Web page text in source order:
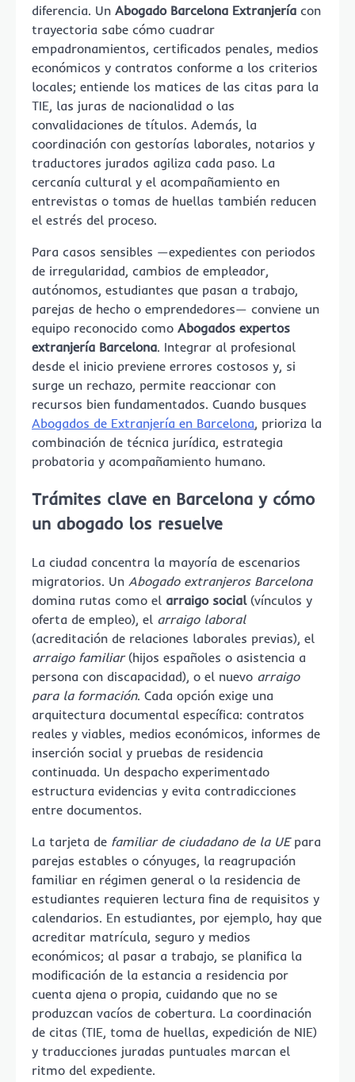
diferencia. Un Abogado Barcelona Extranjería con
trayectoria sabe cómo cuadrar
empadronamientos, certificados penales, medios
económicos y contratos conforme a los criterios
locales; entiende los matices de las citas para la
TIE, las juras de nacionalidad o las
convalidaciones de títulos. Además, la
coordinación con gestorías laborales, notarios y
traductores jurados agiliza cada paso. La
cercanía cultural y el acompañamiento en
entrevistas o tomas de huellas también reducen
el estrés del proceso.
Para casos sensibles —expedientes con periodos
de irregularidad, cambios de empleador,
autónomos, estudiantes que pasan a trabajo,
parejas de hecho o emprendedores— conviene un
equipo reconocido como Abogados expertos
extranjería Barcelona. Integrar al profesional
desde el inicio previene errores costosos y, si
surge un rechazo, permite reaccionar con
recursos bien fundamentados. Cuando busques
Abogados de Extranjería en Barcelona, prioriza la
combinación de técnica jurídica, estrategia
probatoria y acompañamiento humano.
Trámites clave en Barcelona y cómo
un abogado los resuelve
La ciudad concentra la mayoría de escenarios
migratorios. Un Abogado extranjeros Barcelona
domina rutas como el arraigo social(vínculos y
oferta de empleo), el arraigo laboral
(acreditación de relaciones laborales previas), el
arraigo familiar(hijos españoles o asistencia a
persona con discapacidad), o el nuevo arraigo
para la formación. Cada opción exige una
arquitectura documental específica: contratos
reales y viables, medios económicos, informes de
inserción social y pruebas de residencia
continuada. Un despacho experimentado
estructura evidencias y evita contradicciones
entre documentos.
La tarjeta de familiar de ciudadano de la UEpara
parejas estables o cónyuges, la reagrupación
familiar en régimen general o la residencia de
estudiantes requieren lectura fina de requisitos y
calendarios. En estudiantes, por ejemplo, hay que
acreditar matrícula, seguro y medios
económicos; al pasar a trabajo, se planifica la
modificación de la estancia a residencia por
cuenta ajena o propia, cuidando que no se
produzcan vacíos de cobertura. La coordinación
de citas (TIE, toma de huellas, expedición de NIE)
y traducciones juradas puntuales marcan el
ritmo del expediente.